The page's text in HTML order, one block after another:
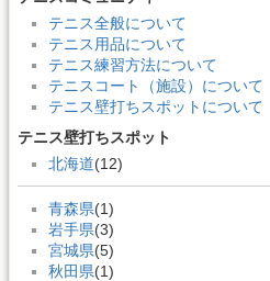
テニス全般について
テニス用品について
テニス練習方法について
テニスコート（施設）について
テニス壁打ちスポットについて
テニス壁打ちスポット
北海道(12)
青森県(1)
岩手県(3)
宮城県(5)
秋田県(1)